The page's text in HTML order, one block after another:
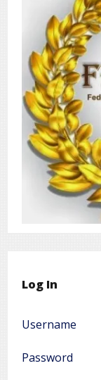
Log In
Username
Password